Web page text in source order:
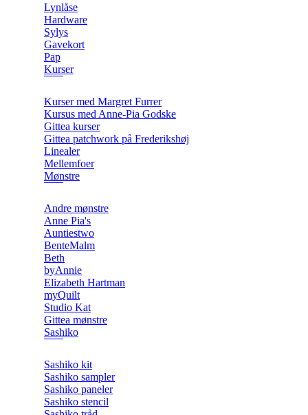
Lynlåse
Hardware
Sylys
Gavekort
Pap
Kurser
Kurser med Margret Furrer
Kursus med Anne-Pia Godske
Gittea kurser
Gittea patchwork på Frederikshøj
Linealer
Mellemfoer
Mønstre
Andre mønstre
Anne Pia's
Auntiestwo
BenteMalm
Beth
byAnnie
Elizabeth Hartman
myQuilt
Studio Kat
Gittea mønstre
Sashiko
Sashiko kit
Sashiko sampler
Sashiko paneler
Sashiko stencil